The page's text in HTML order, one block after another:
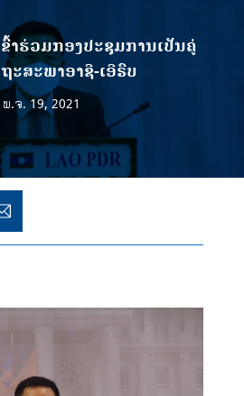
າຮ່ວມກອງປະຊຸມການເປັນຄູ່
ະສະພາອາຊີ-ເອີຣົບ
ພ.ຈ. 19, 2021